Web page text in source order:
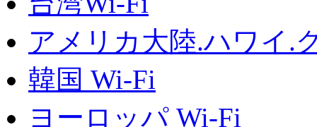
アメリカ大陸.ハワイ.
韓国 Wi-Fi
ヨーロッパ Wi-Fi